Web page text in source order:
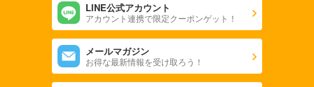
LINE公式アカウント
アカウント連携で限定クーポンゲット！
メールマガジン
お得な最新情報を受け取ろう！